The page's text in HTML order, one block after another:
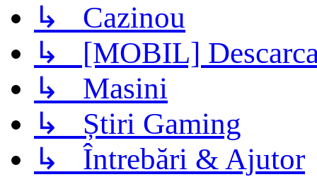
↳ Cazinou
↳ [MOBIL]
↳ Masini
↳ Știri Gaming
↳ Întrebări & Ajutor